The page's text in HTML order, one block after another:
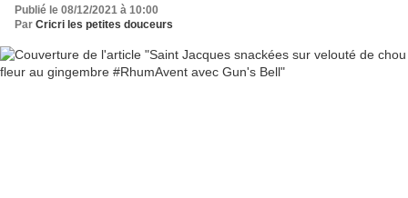
Publié le 08/12/2021 à 10:00
Par Cricri les petites douceurs